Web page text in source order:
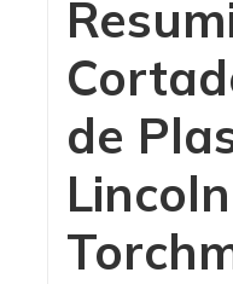
de
Lincoln